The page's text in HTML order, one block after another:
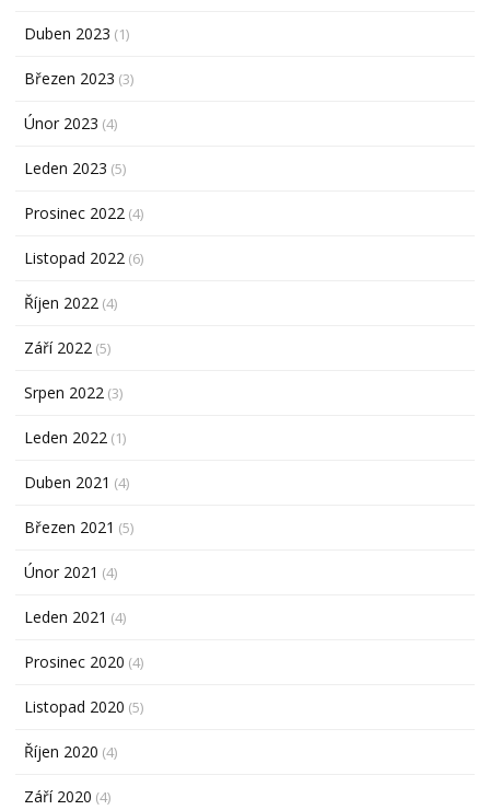
Duben 2023 (1)
Březen 2023 (3)
Únor 2023 (4)
Leden 2023 (5)
Prosinec 2022 (4)
Listopad 2022 (6)
Říjen 2022 (4)
Září 2022 (5)
Srpen 2022 (3)
Leden 2022 (1)
Duben 2021 (4)
Březen 2021 (5)
Únor 2021 (4)
Leden 2021 (4)
Prosinec 2020 (4)
Listopad 2020 (5)
Říjen 2020 (4)
Září 2020 (4)